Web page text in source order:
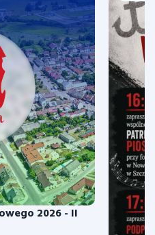
2026 - II